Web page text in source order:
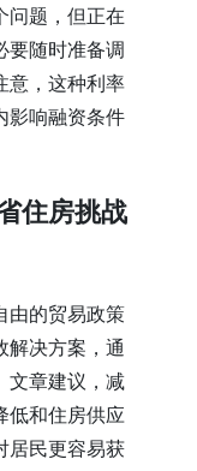
问题，但正在
要随时准备调
意，这种利率
影响融资条件
住房挑战
由的贸易政策
解决方案，通
文章建议，减
低和住房供应
居民更容易获